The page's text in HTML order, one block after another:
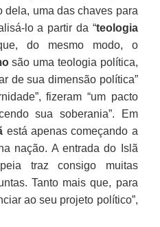
dela, uma das chaves para
lo a partir da “teologia
do mesmo modo, o
são uma teologia política,
de sua dimensão política”
fizeram “um pacto
sua soberania”. Em
está apenas começando a
nação. A entrada do Islã
traz consigo muitas
Tanto mais que, para
ao seu projeto político”,